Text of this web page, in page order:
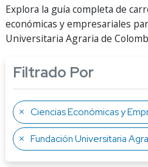
Explora la guía completa de
económicas y empresariales
Universitaria Agraria de
Filtrado Por
Ciencias Económicas y
Fundación Universitaria Agraria